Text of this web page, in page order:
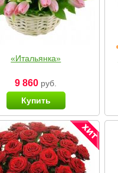
«Итальянка»
9 860 руб.
Купить